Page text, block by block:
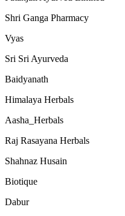
Shri Ganga Pharmacy
Vyas
Sri Sri Ayurveda
Baidyanath
Himalaya Herbals
Aasha_Herbals
Raj Rasayana Herbals
Shahnaz Husain
Biotique
Dabur